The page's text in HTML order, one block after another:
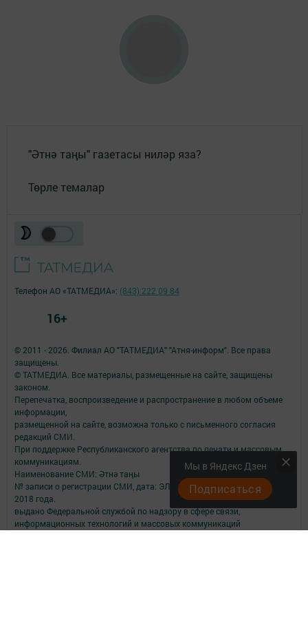
"Әтнә таңы" газетасы ниләр яза?
Төрле темалар
Мы в Яндекс Дзен
Подписаться
© 2011 - 2026. Филиал АО "ТАТМЕДИА" "Атня-информ". Все права
защищены.
© ТАТМЕДИА. Все материалы, размещенные на сайте, защищены
законом.
Перепечатка, воспроизведение и распространение в любом объеме
информации,
размещенной на сайте, возможна только с письменного согласия
редакций СМИ.
При поддержке Республиканского агентства по печати и массовым
коммуникациям.
Наименование СМИ: Әтнә таңы
№ записи о регистрации СМИ, дата: ЭЛ № ФС 77-73818 от 12 октября
2018 года.
выдано Федеральной службой по надзору в сфере связи,
информационных технологий и массовых коммуникаций
Телефон АО «ТАТМЕДИА»: (843) 222 09 84
16+